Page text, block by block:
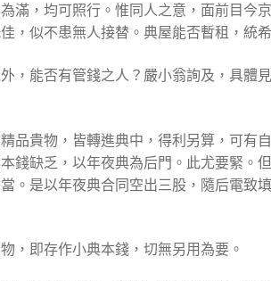
滿，均可照行。惟同人之意，面前目今
，似不患無人接替。典屋能否暫租，統
，能否有管錢之人？嚴小翁詢及，具體
品貴物，皆轉進典中，得利另算，可有
錢缺乏，以年夜典為后門。此尤要緊。
。是以年夜典合同空出三股，隨后電致
，即存作小典本錢，切無另用為要。